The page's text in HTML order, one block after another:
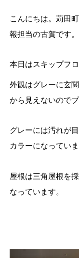
こんにちは。苅田
報担当の古賀です。
本日はスキップフ
外観はグレーに玄
から見えないので
グレーには汚れが
カラーになっていま
屋根は三角屋根を
なっています。